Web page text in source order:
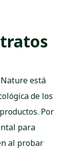
está
de los
Por
para
al probar